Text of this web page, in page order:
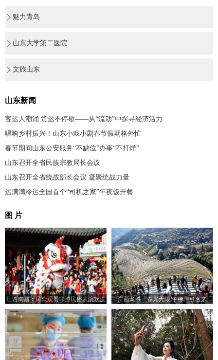
魅力青岛
山东大学第二医院
文旅山东
山东新闻
客运人潮涌 货运不停歇——从“流动”中探寻经济活力
唱响乡村振兴！山东小戏小剧春节假期格外忙
春节期间山东公安服务“不缺位”办事“不打烊”
山东召开全省民族宗教局长会议
山东召开全省统战部长会议 凝聚统战力量
运满满冷运全国首个“司机之家”年夜饭开餐
图 片
江西南昌：民众观看非遗民俗表演欢度
中国年
广西龙胜：春光无限好 梯田引客来